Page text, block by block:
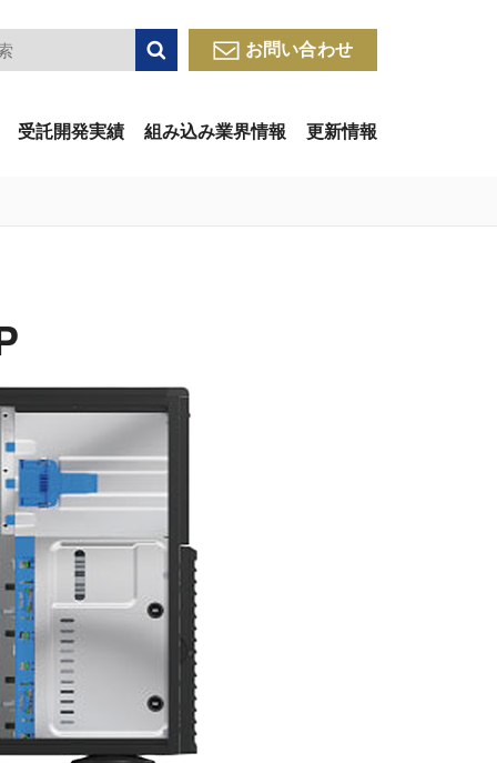
検索 お問い合わせ
受託開発実績 組み込み業界情報 更新情報